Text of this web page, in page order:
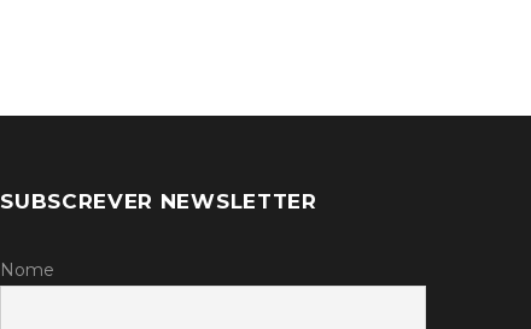
SUBSCREVER NEWSLETTER
Nome